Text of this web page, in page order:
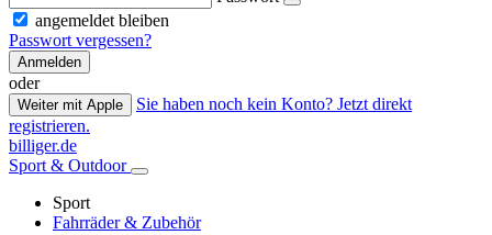
angemeldet bleiben
Passwort vergessen?
Anmelden
oder
Weiter mit Apple
Sie haben noch kein Konto? Jetzt direkt
registrieren.
billiger.de
Sport & Outdoor
Sport
Fahrräder & Zubehör